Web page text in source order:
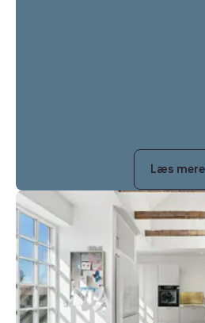
Læs mere
Villa:
Skovbyvej
12,
2740
Skovlunde